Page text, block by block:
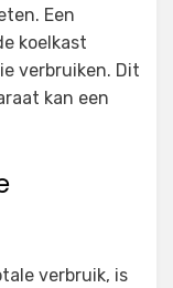
Een
koelkast
verbruiken. Dit
kan een
verbruik, is